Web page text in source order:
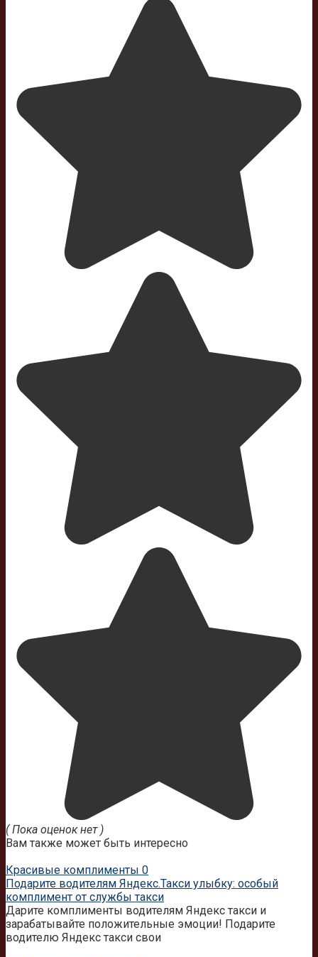
( Пока оценок нет )
Вам также может быть интересно
Красивые комплименты 0
Подарите водителям Яндекс.Такси улыбку: особый
комплимент от службы такси
Дарите комплименты водителям Яндекс такси и
зарабатывайте положительные эмоции! Подарите
водителю Яндекс такси свои